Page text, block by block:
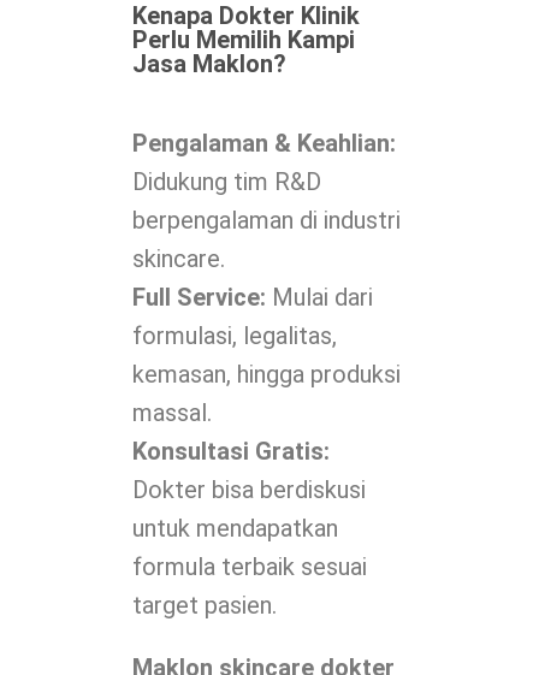
Kenapa Dokter Klinik
Perlu Memilih Kampi
Jasa Maklon?
Pengalaman & Keahlian:
Didukung tim R&D
berpengalaman di industri
skincare.
Full Service: Mulai dari
formulasi, legalitas,
kemasan, hingga produksi
massal.
Konsultasi Gratis:
Dokter bisa berdiskusi
untuk mendapatkan
formula terbaik sesuai
target pasien.
Maklon skincare dokter